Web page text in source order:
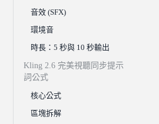
音效 (SFX)
環境音
時長：5 秒與 10 秒輸出
Kling 2.6 完美視聽同步提示
詞公式
核心公式
區塊拆解